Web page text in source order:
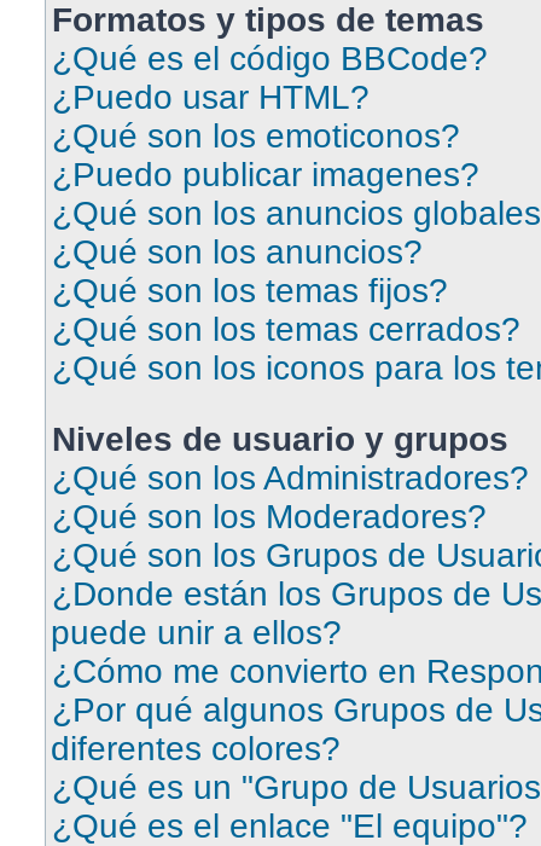
Formatos y tipos de temas
¿Qué es el código BBCode?
¿Puedo usar HTML?
¿Qué son los emoticonos?
¿Puedo publicar imagenes?
¿Qué son los anuncios
¿Qué son los anuncios?
¿Qué son los temas fijos?
¿Qué son los temas cerrados?
¿Qué son los iconos para los
Niveles de usuario y grupos
¿Qué son los Administradores?
¿Qué son los Moderadores?
¿Qué son los Grupos de
¿Donde están los Grupos de
puede unir a ellos?
¿Cómo me convierto en
¿Por qué algunos Grupos de
diferentes colores?
¿Qué es un "Grupo de
¿Qué es el enlace "El equipo"?